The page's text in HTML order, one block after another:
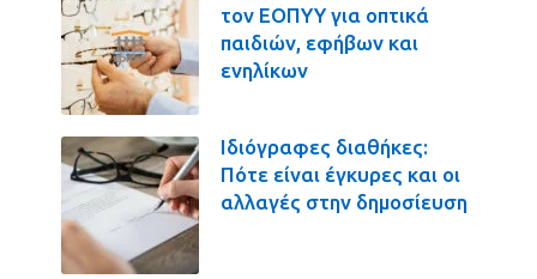
τον ΕΟΠΥΥ για οπτικά
παιδιών, εφήβων και
ενηλίκων
Ιδιόγραφες διαθήκες:
Πότε είναι έγκυρες και οι
αλλαγές στην δημοσίευση